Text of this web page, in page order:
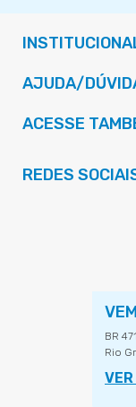
AJUDA/
ACESSE
REDES
BR
Rio